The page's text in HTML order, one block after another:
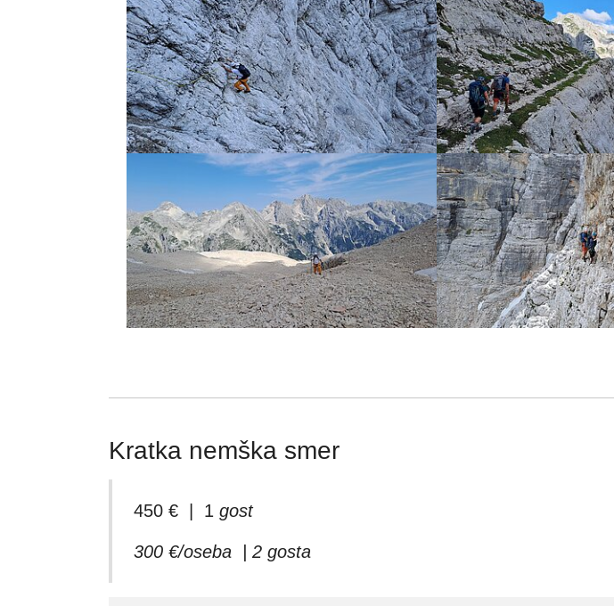
Kratka nemška smer
450 € | 1 gost
300 €/oseba | 2 gosta